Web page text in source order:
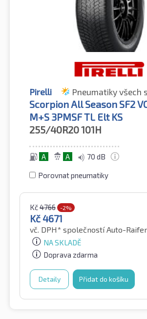
Pirelli Pneumatiky všech
Scorpion All Season SF2
M+S 3PMSF TL Elt KS
255/40R20101H
A A 70 dB
Porovnat pneumatiky
Kč4766 -2%
Kč4671
vč. DPH* společností Auto-
NA SKLADĚ
Doprava zdarma
Detaily Přidat do košíku